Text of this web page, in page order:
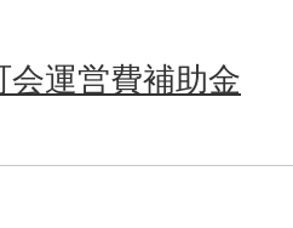
会運営費補助金